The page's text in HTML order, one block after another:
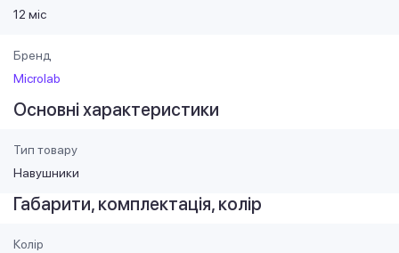
12 міс
Бренд
Microlab
Основні характеристики
Тип товару
Навушники
Габарити, комплектація, колір
Колір